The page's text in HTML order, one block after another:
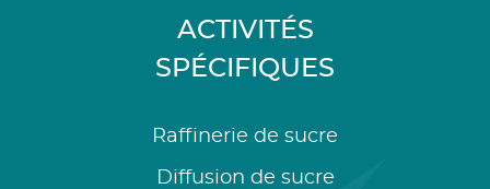
ACTIVITÉS
SPÉCIFIQUES
Raffinerie de sucre
Diffusion de sucre